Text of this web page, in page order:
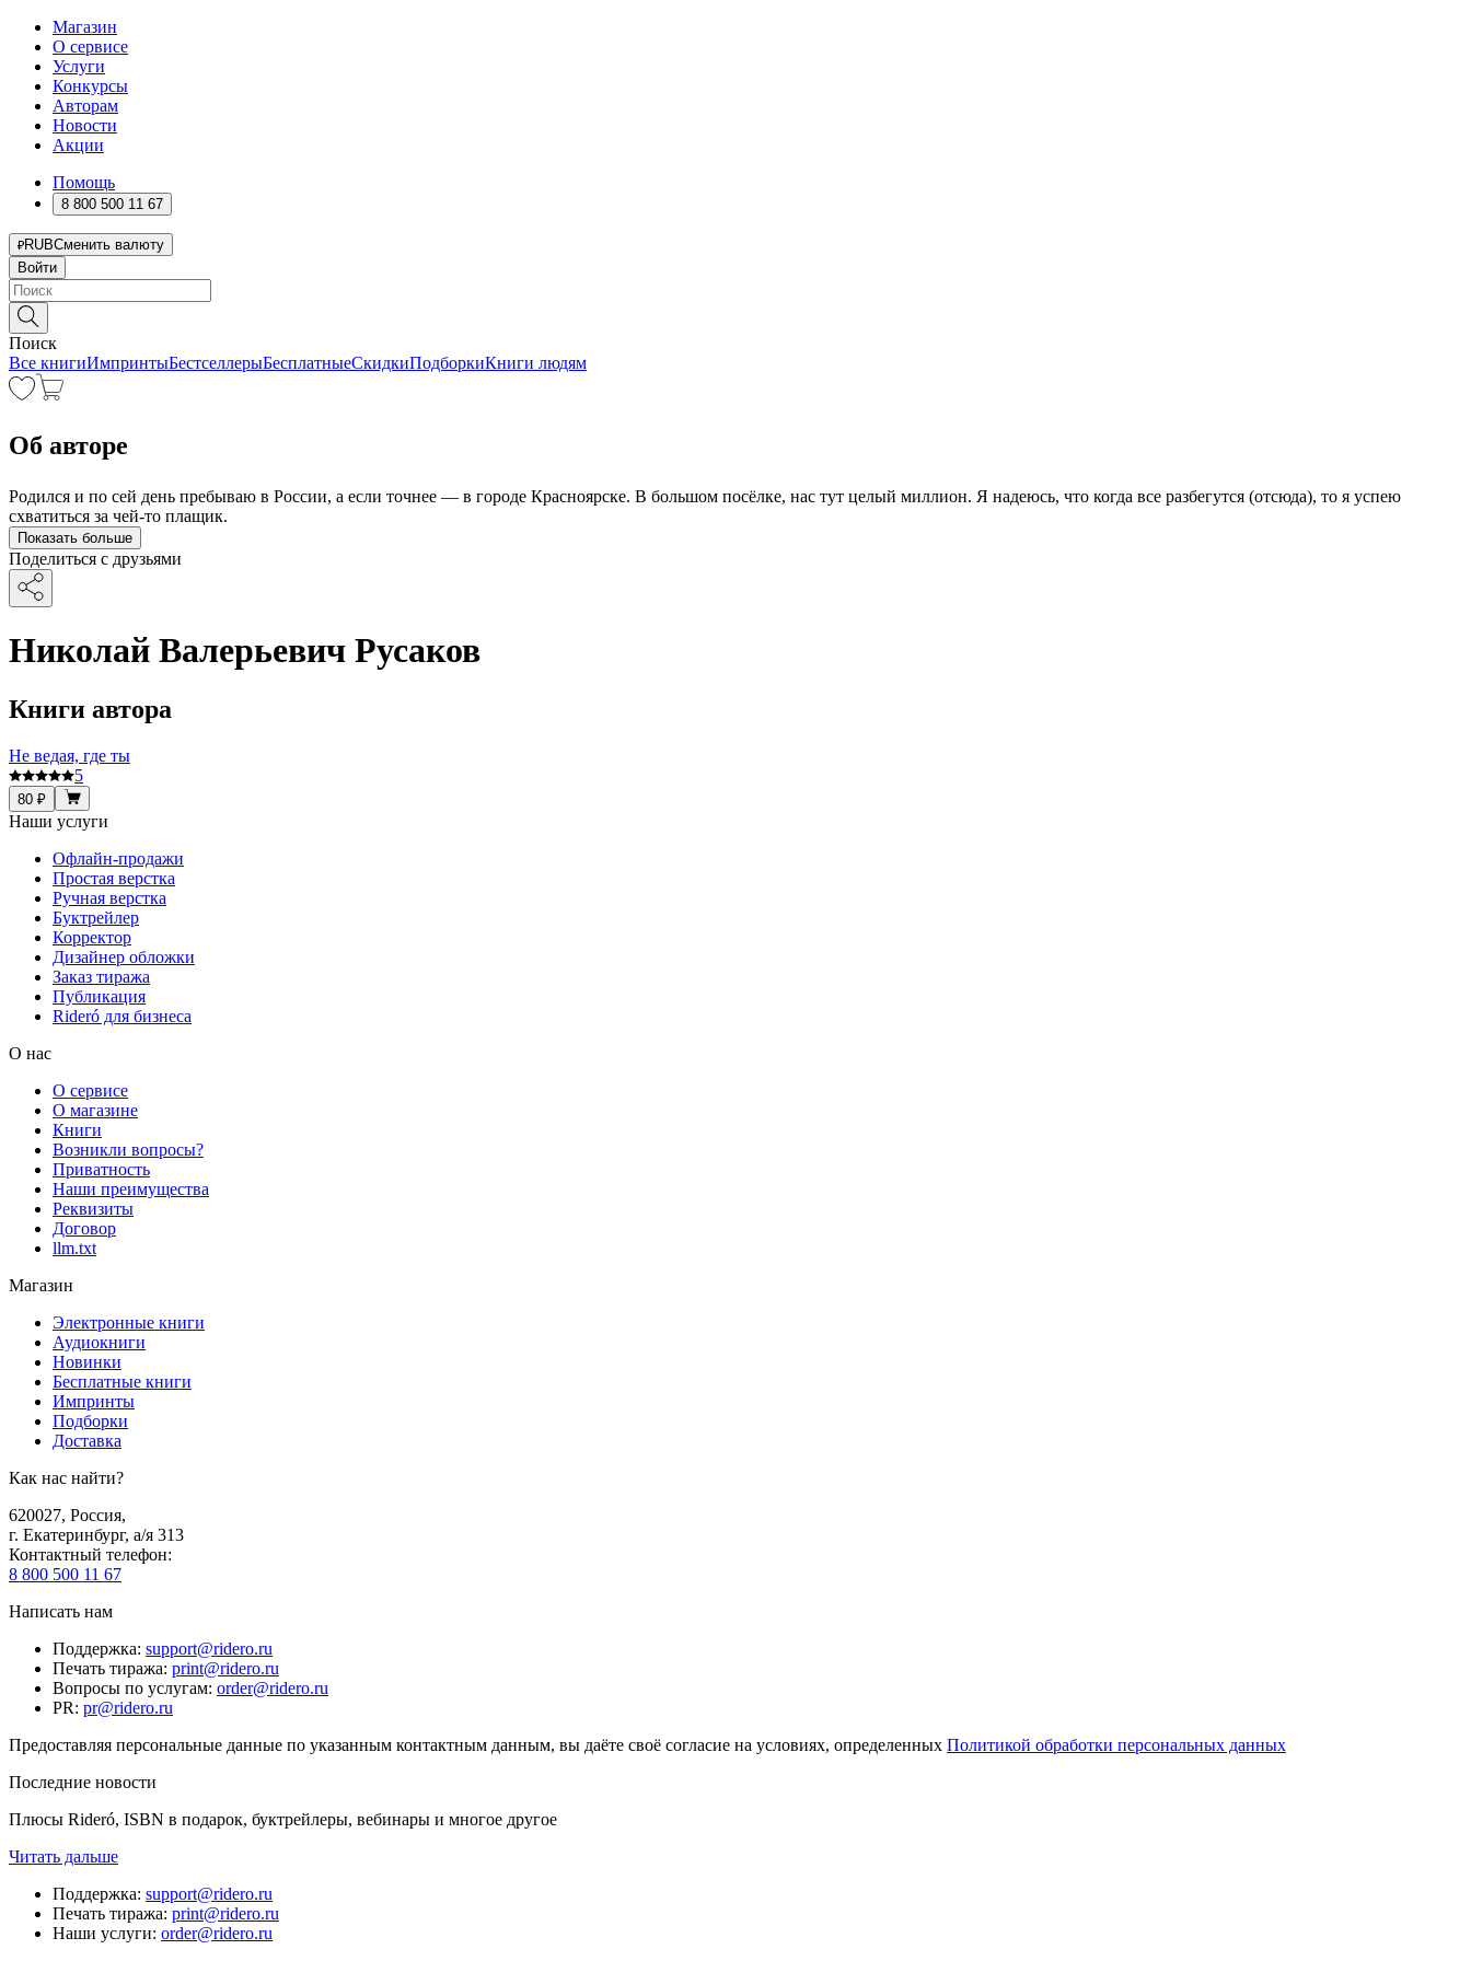
Магазин
О сервисе
Услуги
Конкурсы
Авторам
Новости
Акции
Помощь
8 800 500 11 67
RUBСменить валюту
Войти
Поиск
Все книгиИмпринтыБестселлерыБесплатныеСкидкиПодборкиКниги людям
Об авторе
Родился и по сей день пребываю в России, а если точнее — в городе Красноярске. В большом посёлке, нас тут целый миллион. Я надеюсь, что когда все разбегутся (отсюда), то я успею
схватиться за чей-то плащик.
Показать больше
Поделиться с друзьями
Николай Валерьевич Русаков
Книги автора
Не ведая, где ты
5
80 ₽
Наши услуги
Офлайн-продажи
Простая верстка
Ручная верстка
Буктрейлер
Корректор
Дизайнер обложки
Заказ тиража
Публикация
Rideró для бизнеса
О нас
О сервисе
О магазине
Книги
Возникли вопросы?
Приватность
Наши преимущества
Реквизиты
Договор
llm.txt
Магазин
Электронные книги
Аудиокниги
Новинки
Бесплатные книги
Импринты
Подборки
Доставка
Как нас найти?
620027, Россия,
г. Екатеринбург, а/я 313
Контактный телефон:
8 800 500 11 67
Написать нам
Поддержка: support@ridero.ru
Печать тиража: print@ridero.ru
Вопросы по услугам: order@ridero.ru
PR: pr@ridero.ru
Предоставляя персональные данные по указанным контактным данным, вы даёте своё согласие на условиях, определенных Политикой обработки персональных данных
Последние новости
Плюсы Rideró, ISBN в подарок, буктрейлеры, вебинары и многое другое
Читать дальше
Поддержка: support@ridero.ru
Печать тиража: print@ridero.ru
Наши услуги: order@ridero.ru